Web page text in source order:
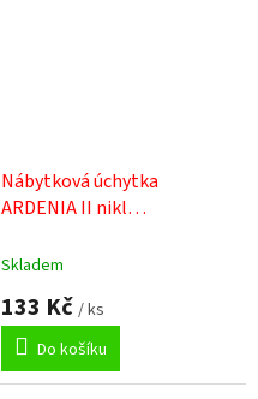
Nábytková úchytka
ARDENIA II nikl
Skladem
133 Kč / ks
Do košíku